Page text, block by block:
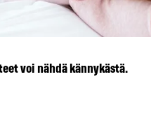
voi nähdä kännykästä.